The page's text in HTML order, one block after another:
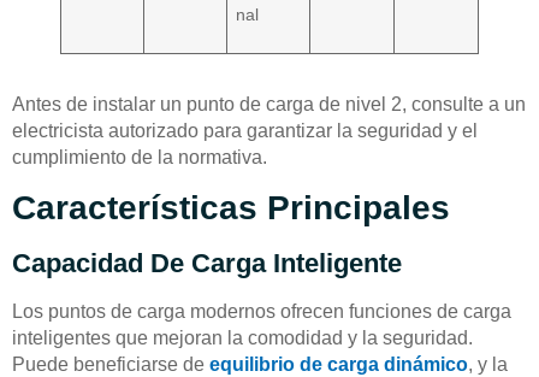
nal
Antes de instalar un punto de carga de nivel 2, consulte a un
electricista autorizado para garantizar la seguridad y el
cumplimiento de la normativa.
Características Principales
Capacidad De Carga Inteligente
Los puntos de carga modernos ofrecen funciones de carga
inteligentes que mejoran la comodidad y la seguridad.
Puede beneficiarse de equilibrio de carga dinámico, y la